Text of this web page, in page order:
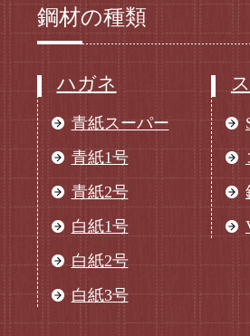
鋼材の種類
ハガネ
青紙スーパー
青紙1号
青紙2号
白紙1号
白紙2号
白紙3号